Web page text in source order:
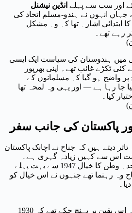
اور سب سے پہلے انڈین نیشنل
جہاں انہوں نے ہندو-مسلم اتحاد کی
اشارہ تھا کہ وہ مشکل
رہے تھے۔
میں ہندوستان کی سیاست ایک ایسی
ٹکڑے غائب تھے۔ اپنی بھرپور
واضح ہو گیا کہ مسلمانوں کے
جا رہا ہے — اور یہی وہ لمحہ تھا
کیا۔
پاکستان کی جانب سفر
دیتے ہیں کہ جناح نے اچانک پاکستان
اس سے کہیں زیادہ گہری ہے۔
مسلمانوں کے لیے ایک علیحدہ وطن کا خیال 1947 سے بہت پہلے
وہ رہنما تھے جنہوں نے اس خیال کو
1930 اور 1940 کی دہائی میں وہ اس یقین پر پہنچ چکے تھے کہ